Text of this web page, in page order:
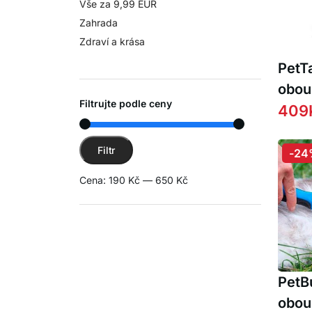
na
srsti
409
-
Vše za 9,99 EUR
Zahrada
Zdraví a krása
Filtrujte podle ceny
Minimální cena
Maximální cena
Filtr
Cena: 190 Kč — 650 Kč